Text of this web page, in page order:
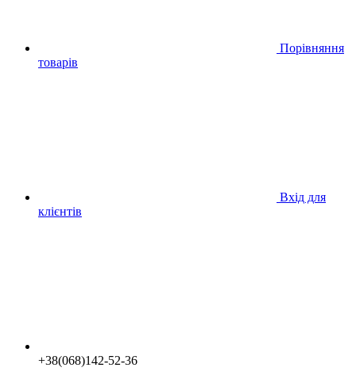
Порівняння
товарів
Вхід для
клієнтів
+38(068)142-52-36